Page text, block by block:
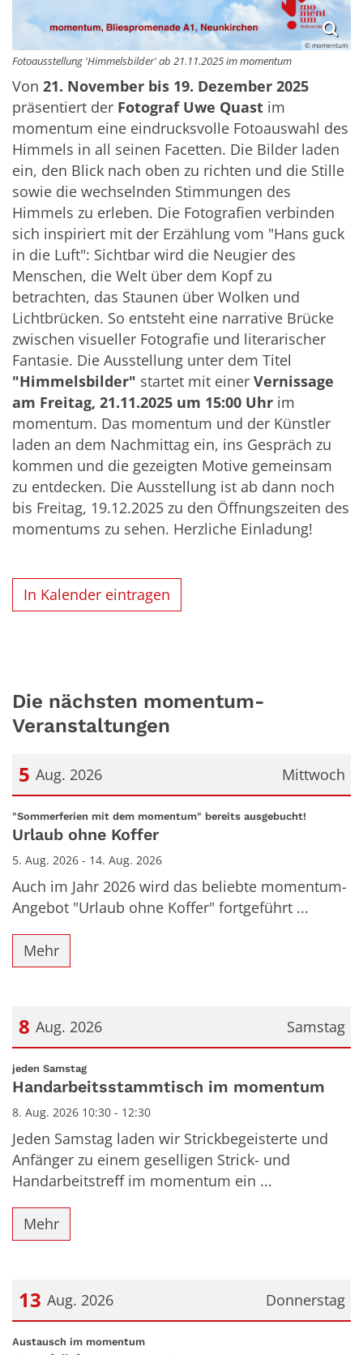
© momentum
Fotoausstellung 'Himmelsbilder' ab 21.11.2025 im momentum
Von 21. November bis 19. Dezember 2025
präsentiert der Fotograf Uwe Quast im
momentum eine eindrucksvolle Fotoauswahl des
Himmels in all seinen Facetten. Die Bilder laden
ein, den Blick nach oben zu richten und die Stille
sowie die wechselnden Stimmungen des
Himmels zu erleben. Die Fotografien verbinden
sich inspiriert mit der Erzählung vom "Hans guck
in die Luft": Sichtbar wird die Neugier des
Menschen, die Welt über dem Kopf zu
betrachten, das Staunen über Wolken und
Lichtbrücken. So entsteht eine narrative Brücke
zwischen visueller Fotografie und literarischer
Fantasie. Die Ausstellung unter dem Titel
"Himmelsbilder" startet mit einer Vernissage
am Freitag, 21.11.2025 um 15:00 Uhr im
momentum. Das momentum und der Künstler
laden an dem Nachmittag ein, ins Gespräch zu
kommen und die gezeigten Motive gemeinsam
zu entdecken. Die Ausstellung ist ab dann noch
bis Freitag, 19.12.2025 zu den Öffnungszeiten des
momentums zu sehen. Herzliche Einladung!
In Kalender eintragen
Die nächsten momentum-
Veranstaltungen
Mittwoch
5 Aug. 2026
Datum: 5. August 2026
"Sommerferien mit dem momentum" bereits ausgebucht!
Urlaub ohne Koffer
5. Aug. 2026 - 14. Aug. 2026
Auch im Jahr 2026 wird das beliebte momentum-
Angebot "Urlaub ohne Koffer" fortgeführt ...
Mehr
Samstag
8 Aug. 2026
Datum: 8. August 2026
jeden Samstag:
Handarbeitsstammtisch im momentum
8. Aug. 2026 10:30 - 12:30
Jeden Samstag laden wir Strickbegeisterte und
Anfänger zu einem geselligen Strick- und
Handarbeitstreff im momentum ein ...
Mehr
Donnerstag
13 Aug. 2026
Datum: 13. August 2026
Austausch im momentum: